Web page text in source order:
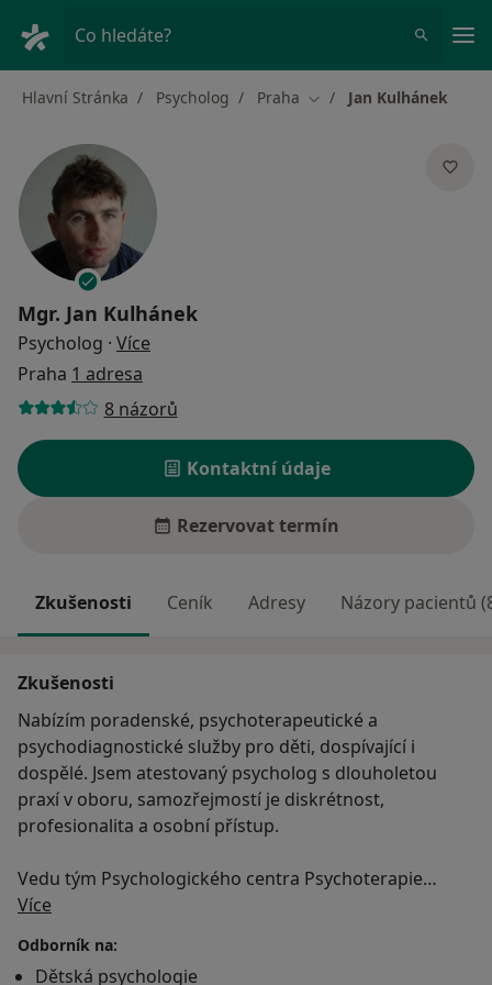
Co hledáte?
Hlavní Stránka Psycholog Praha Změna města
Jan Kulhánek
Mgr. Jan Kulhánek
Psycholog · Více
Praha 1 adresa
8 názorů
Kontaktní údaje
Rezervovat termín
Zkušenosti Ceník Adresy Názory pacientů
Zkušenosti
Nabízím poradenské, psychoterapeutické a
psychodiagnostické služby pro děti, dospívající i
dospělé. Jsem atestovaný psycholog s dlouholetou
praxí v oboru, samozřejmostí je diskrétnost,
profesionalita a osobní přístup.
Vedu tým Psychologického centra Psychoterapie
Anděl.
Pracujeme na přímou platbu i na některé zdravotní
Více
Odborník na:
Dětská psychologie